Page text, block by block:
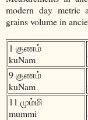
modern day metric
grains volume in
1 குணம்
kuNam
9 குணம்
kuNam
11 மும்மி
mummi